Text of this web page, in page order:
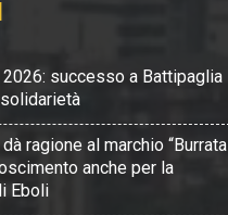
successo a Battipaglia
dà ragione al marchio “Burrata
anche per la
Eboli